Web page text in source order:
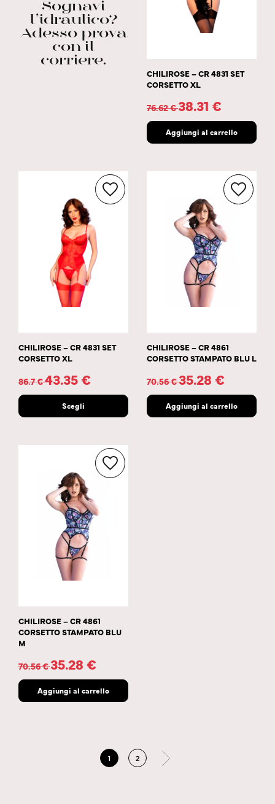
Sognavi
l’idraulico?
Adesso prova
con il
corriere.
CHILIROSE – CR 4831 SET
CORSETTO XL
76.62€38.31 €
Aggiungi al carrello
CHILIROSE – CR 4831 SET
CORSETTO XL
86.7€43.35€
Scegli
CHILIROSE – CR 4861
CORSETTO STAMPATO BLU L
70.56€35.28 €
Aggiungi al carrello
CHILIROSE – CR 4861
CORSETTO STAMPATO BLU
M
70.56€35.28 €
Aggiungi al carrello
1 2